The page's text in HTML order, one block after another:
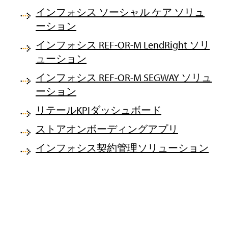
インフォシス ソーシャル ケア ソリュ
ーション
インフォシス REF-OR-M LendRight ソリ
ューション
インフォシス REF-OR-M SEGWAY ソリュ
ーション
リテールKPIダッシュボード
ストアオンボーディングアプリ
インフォシス契約管理ソリューション